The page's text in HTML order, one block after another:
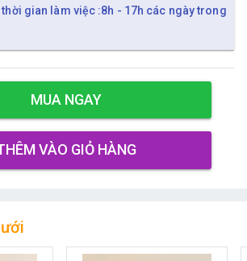
thời gian làm việc :8h - 17h các ngày trong
MUA NGAY
VÀO GIỎ HÀNG